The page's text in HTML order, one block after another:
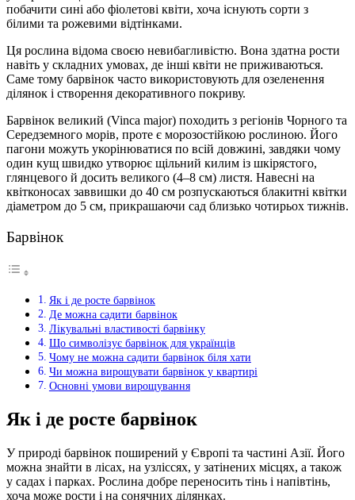
побачити сині або фіолетові квіти, хоча існують сорти з
білими та рожевими відтінками.
Ця рослина відома своєю невибагливістю. Вона здатна рости
навіть у складних умовах, де інші квіти не приживаються.
Саме тому барвінок часто використовують для озеленення
ділянок і створення декоративного покриву.
Барвінок великий (Vinca major) походить з регіонів Чорного та
Середземного морів, проте є морозостійкою рослиною. Його
пагони можуть укорінюватися по всій довжині, завдяки чому
один кущ швидко утворює щільний килим із шкірястого,
глянцевого й досить великого (4–8 см) листя. Навесні на
квітконосах заввишки до 40 см розпускаються блакитні квітки
діаметром до 5 см, прикрашаючи сад близько чотирьох тижнів.
Барвінок
Як і де росте барвінок
Де можна садити барвінок
Лікувальні властивості барвінку
Що символізує барвінок для українців
Чому не можна садити барвінок біля хати
Чи можна вирощувати барвінок у квартирі
Основні умови вирощування
Як і де росте барвінок
У природі барвінок поширений у Європі та частині Азії. Його
можна знайти в лісах, на узліссях, у затінених місцях, а також
у садах і парках. Рослина добре переносить тінь і напівтінь,
хоча може рости і на сонячних ділянках.